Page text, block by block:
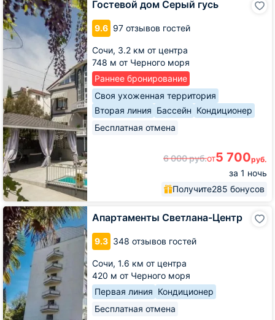
Гостевой дом Серый гусь
9.6 97 отзывов гостей
Сочи, 3.2 км от центра
748 м от Черного моря
Раннее бронирование
Своя ухоженная территория
Вторая линия Бассейн Кондиционер
Бесплатная отмена
6 000руб.от5 700руб.
за 1 ночь
Получите285 бонусов
дом
Серый
гусь
Апартаменты Светлана-Центр
9.3 348 отзывов гостей
Сочи, 1.6 км от центра
420 м от Черного моря
Первая линия Кондиционер
Бесплатная отмена
Апартаменты
Светлана-
Центр